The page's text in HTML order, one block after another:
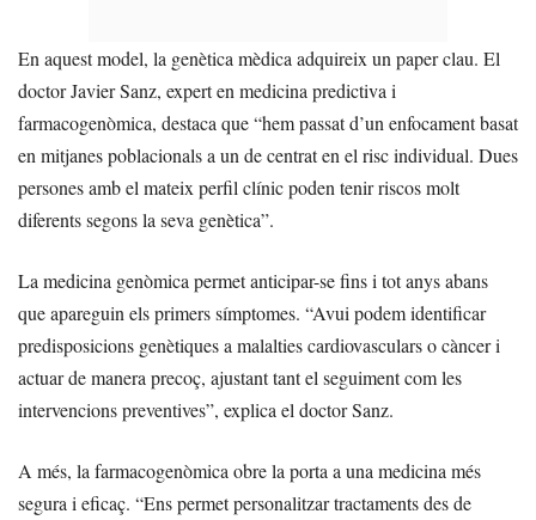
En aquest model, la genètica mèdica adquireix un paper clau. El
doctor Javier Sanz, expert en medicina predictiva i
farmacogenòmica, destaca que “hem passat d’un enfocament basat
en mitjanes poblacionals a un de centrat en el risc individual. Dues
persones amb el mateix perfil clínic poden tenir riscos molt
diferents segons la seva genètica”.
La medicina genòmica permet anticipar-se fins i tot anys abans
que apareguin els primers símptomes. “Avui podem identificar
predisposicions genètiques a malalties cardiovasculars o càncer i
actuar de manera precoç, ajustant tant el seguiment com les
intervencions preventives”, explica el doctor Sanz.
A més, la farmacogenòmica obre la porta a una medicina més
segura i eficaç. “Ens permet personalitzar tractaments des de